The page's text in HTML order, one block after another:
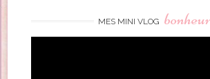
MES MINI VLOG